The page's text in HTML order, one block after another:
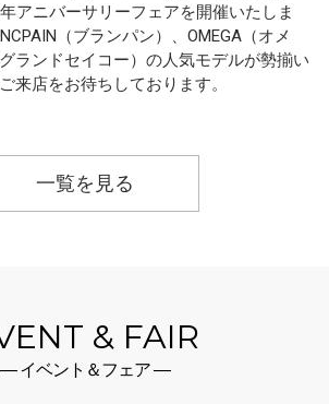
アニバーサリーフェアを開催いたしま
（ブランパン）、OMEGA（オメ
ランドセイコー）の人気モデルが勢揃い
来店をお待ちしております。
一覧を見る
& FAIR
― イベント＆フェア ―